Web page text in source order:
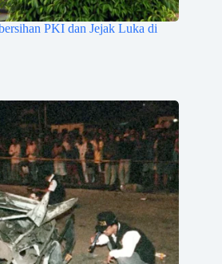
PKI dan Jejak Luka di